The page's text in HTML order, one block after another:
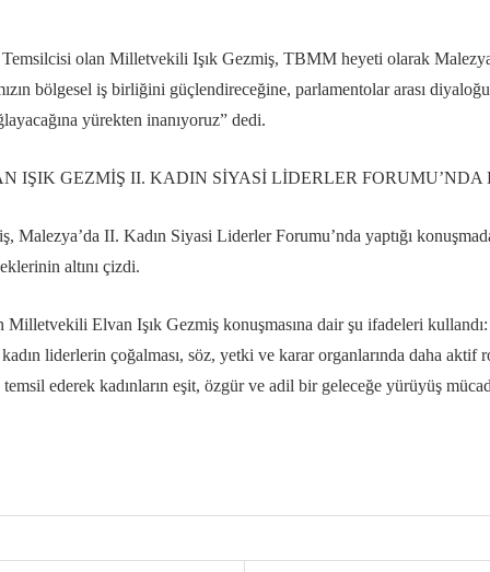
olan Milletvekili Işık Gezmiş, TBMM heyeti olarak
bölgesel iş birliğini güçlendireceğine, parlamentolar arası
yürekten inanıyoruz” dedi.
IŞIK GEZMİŞ II. KADIN SİYASİ LİDERLER FORUMU’NDA
Malezya’da II. Kadın Siyasi Liderler Forumu’nda yaptığı
altını çizdi.
Milletvekili Elvan Işık Gezmiş konuşmasına dair şu ifadeleri
liderlerin çoğalması, söz, yetki ve karar organlarında daha aktif
ederek kadınların eşit, özgür ve adil bir geleceğe yürüyüş